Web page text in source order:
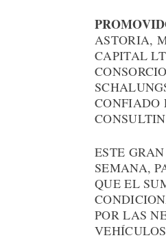
ASTORIA,
CAPITAL
CONFIADO
ESTE
SEMANA,
QUE EL
POR LAS